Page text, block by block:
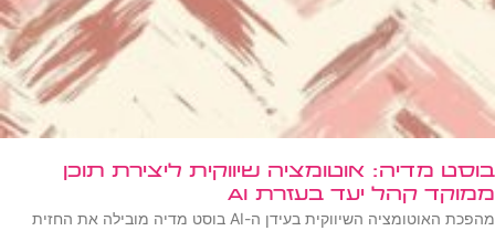
בוסט מדיה: אוטומציה שיווקית ליצירת תוכן
ממוקד קהל יעד בעזרת AI
מהפכת האוטומציה השיווקית בעידן ה-AI בוסט מדיה מובילה את החזית